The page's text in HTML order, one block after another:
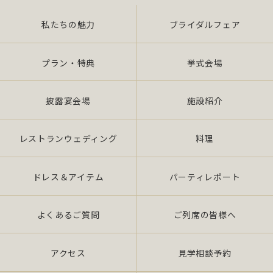
また、当社は特定された個人情報の利用目的の達成
に必要な範囲を超えた個人情報の取扱い（目的外利
用）を行いません。
人情報保護マネジメントシステムの要求事項」に準
拠したマネジメン トシステムを遵守し、厳正な管理
の下で行います。
2.個人情報の適切な取扱い
当社は、個人情報の取扱いに関し、JIS Q 15001：
2006 の要求事項、法令「個人情報保護法（平成 17
年 4 月施行）（以下、「法」 という。）」及び社団
法人全日本冠婚葬祭互助協会が定める指針、その他
の規範を遵守いたします。
私たちの魅力 ブライダルフェア
プラン・特典 挙式会場
披露宴会場 施設紹介
レストランウェディング 料理
ドレス＆アイテム パーティレポート
よくあるご質問 ご列席の皆様へ
アクセス 見学相談予約